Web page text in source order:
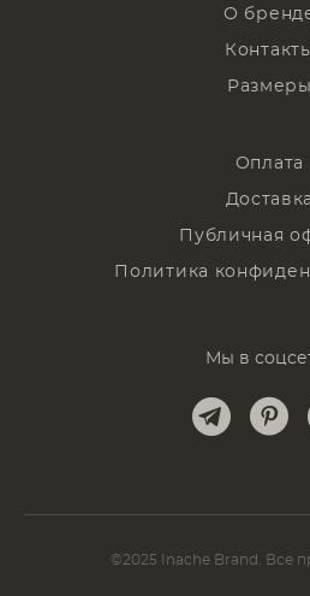
О
Размеры
Оплата
Доставка
Публичная
Политика
Мы в
©2025 Inache Brand. Все